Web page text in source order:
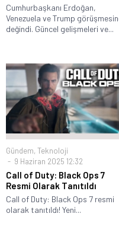
Cumhurbaşkanı Erdoğan,
Venezuela ve Trump
değindi. Güncel gelişmeleri ve...
Gündem, Teknoloji
9 Haziran 2025 12:32
Call of Duty: Black Ops 7
Resmi Olarak Tanıtıldı
Call of Duty: Black Ops 7 resmi
olarak tanıtıldı! Yeni...